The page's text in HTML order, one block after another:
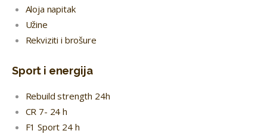
Aloja napitak
Užine
Rekviziti i brošure
Sport i energija
Rebuild strength 24h
CR 7- 24 h
F1 Sport 24 h